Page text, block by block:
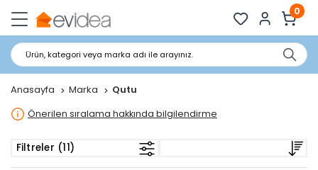
0
Ürün, kategori veya marka adı ile arayınız.
Anasayfa Marka Qutu
Önerilen sıralama hakkında bilgilendirme
Filtreler (11)